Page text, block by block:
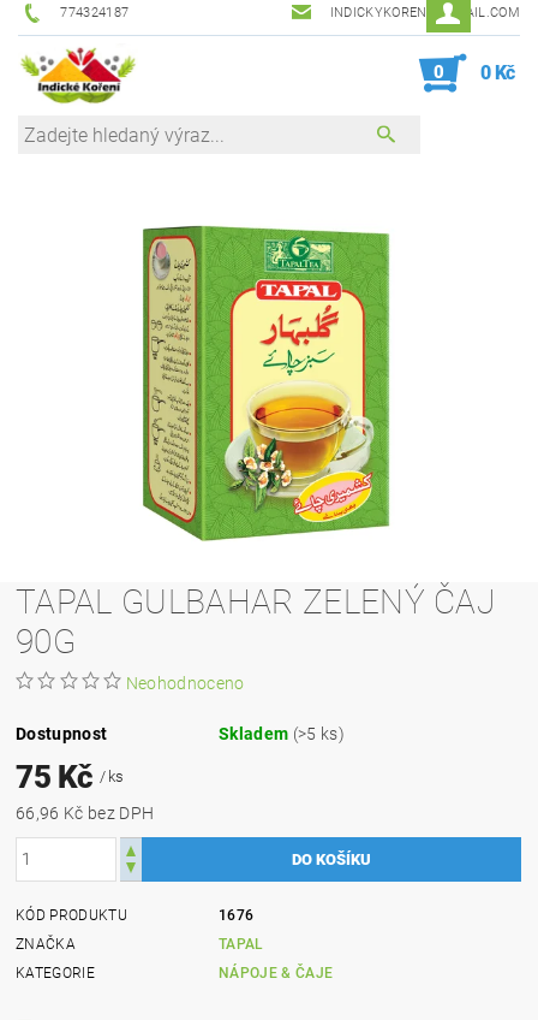
774324187 INDICKYKORENI@GMAIL.COM
0 0 Kč
TAPAL GULBAHAR ZELENÝ ČAJ
90G
Neohodnoceno
Dostupnost Skladem (>5 ks)
75 Kč/ ks
66,96 Kč bez DPH
KÓD PRODUKTU
1676
ZNAČKA
TAPAL
KATEGORIE
NÁPOJE & ČAJE